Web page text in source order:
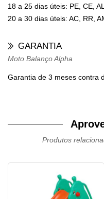
18 a 25 dias úteis: PE, CE,
20 a 30 dias úteis: AC, RR,
GARANTIA
Moto Balanço Alpha
Garantia de 3 meses contra
Produtos